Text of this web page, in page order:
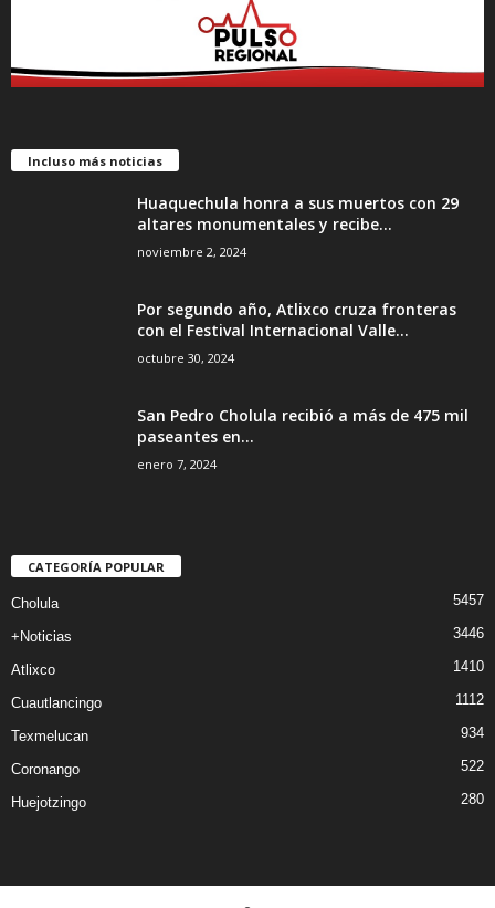
Incluso más noticias
Huaquechula honra a sus muertos con 29
altares monumentales y recibe...
noviembre 2, 2024
Por segundo año, Atlixco cruza fronteras
con el Festival Internacional Valle...
octubre 30, 2024
San Pedro Cholula recibió a más de 475 mil
paseantes en...
enero 7, 2024
CATEGORÍA POPULAR
Cholula 5457
+Noticias 3446
Atlixco 1410
Cuautlancingo 1112
Texmelucan 934
Coronango 522
Huejotzingo 280